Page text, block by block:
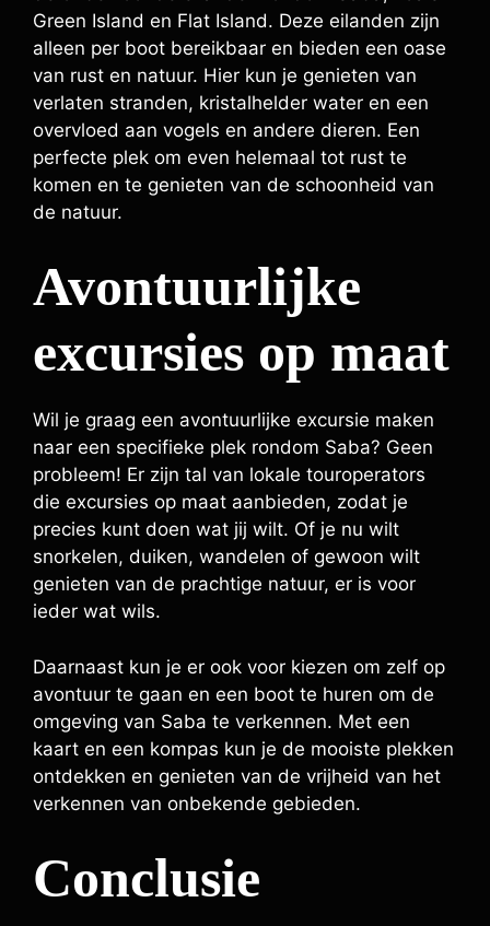
Green Island en Flat Island. Deze eilanden zijn
alleen per boot bereikbaar en bieden een oase
van rust en natuur. Hier kun je genieten van
verlaten stranden, kristalhelder water en een
overvloed aan vogels en andere dieren. Een
perfecte plek om even helemaal tot rust te
komen en te genieten van de schoonheid van
de natuur.
Avontuurlijke
excursies op maat
Wil je graag een avontuurlijke excursie maken
naar een specifieke plek rondom Saba? Geen
probleem! Er zijn tal van lokale touroperators
die excursies op maat aanbieden, zodat je
precies kunt doen wat jij wilt. Of je nu wilt
snorkelen, duiken, wandelen of gewoon wilt
genieten van de prachtige natuur, er is voor
ieder wat wils.
Daarnaast kun je er ook voor kiezen om zelf op
avontuur te gaan en een boot te huren om de
omgeving van Saba te verkennen. Met een
kaart en een kompas kun je de mooiste plekken
ontdekken en genieten van de vrijheid van het
verkennen van onbekende gebieden.
Conclusie